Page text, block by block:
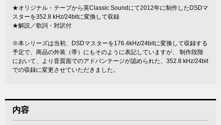
★オリジナル・テープから英Classic Soundにて2012年に制作したDSDマ
スターを352.8 kHz/24bitに変換して収録
★解説／歌詞・対訳付
※本シリーズは当初、DSDマスターを176.4kHz/24bitに変換して収録する
予定で、商品の外装（帯）にもそのように表記していますが、 制作段階
において、より音質面でのアドバンテージが認められた、352.8 kHz/24bit
での収録に変更させていただきました。
内容